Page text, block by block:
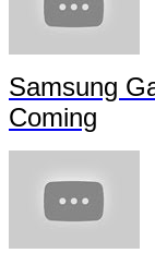
Samsung
Coming